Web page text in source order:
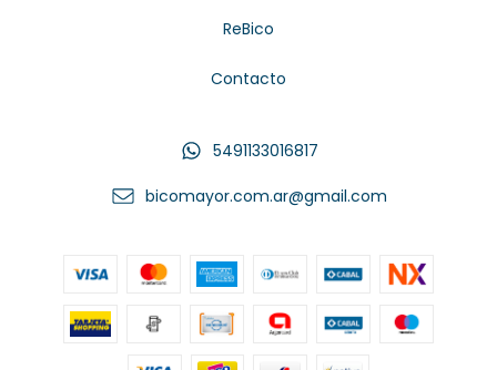
ReBico
Contacto
5491133016817
bicomayor.com.ar@gmail.com